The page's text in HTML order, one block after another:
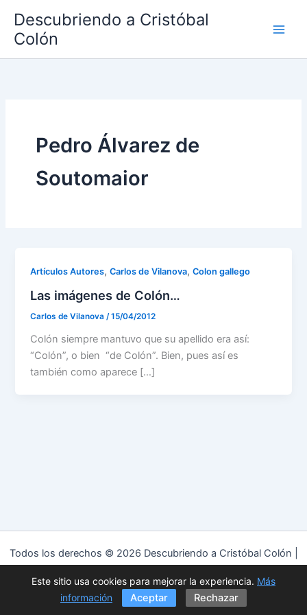
contenido
Descubriendo a Cristóbal
Colón
Pedro Álvarez de
Soutomaior
Artículos Autores,Carlos de Vilanova,Colon gallego
Las imágenes de Colón…
Carlos de Vilanova /15/04/2012
Colón siempre mantuvo que su apellido era así:
“Colón”, o bien “de Colón”. Bien, pues así es
también como aparece […]
Todos los derechos © 2026 Descubriendo a Cristóbal Colón |
Política de privacidad|Política de cookies|Aviso Legal
Este sitio usa cookies para mejorar la experiencia. Más
información
Aceptar Rechazar